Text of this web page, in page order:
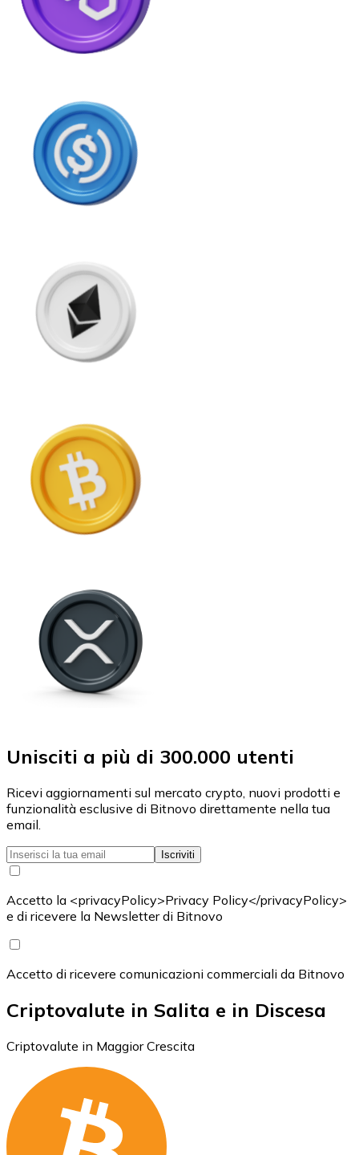
Unisciti a più di 300.000 utenti
Ricevi aggiornamenti sul mercato crypto, nuovi prodotti e
funzionalità esclusive di Bitnovo direttamente nella tua
email.
Iscriviti
Accetto la <privacyPolicy>Privacy Policy</privacyPolicy>
e di ricevere la Newsletter di Bitnovo
Accetto di ricevere comunicazioni commerciali da Bitnovo
Criptovalute in Salita e in Discesa
Criptovalute in Maggior Crescita